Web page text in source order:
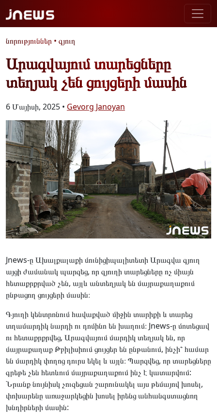
նորություններ • գյուղ
Արագվայում տարեցները
տեղյակ չեն ցույցերի մասին
6 Մայիսի, 2025 • Gevorg Janoyan
Jnews-ը Ախալքալաքի մունիցիպալիտետի Արագվա գյուղ
այցի ժամանակ պարզեց, որ գյուղի տարեցները ոչ միայն
հետաքրքրված չեն, այլև անտեղյակ են մայրաքաղաքում
ընթացող ցույցերի մասին։
Գյուղի կենտրոնում հավաքված միջին տարիքի և տարեց
տղամարդիկ նարդի ու դոմինո են խաղում։ Jnews-ը մոտեցավ
ու հետաքրքրվեց, Արագվայում մարդիկ տեղյակ են, որ
մայրաքաղաք Թբիլիսիում ցույցեր են ընթանում, ինչի՞ համար
են մարդիկ փողոց դուրս եկել և այլն։ Պարզվեց, որ տարեցները
գրեթե չեն հետևում մայրաքաղաքում ինչ է կատարվում:
Նրանք նույնիսկ չուզեցան շարունակել այս թեմայով խոսել,
փոխարենը առաջարկեցին խոսել իրենց անհանգստացնող
խնդիրների մասին: